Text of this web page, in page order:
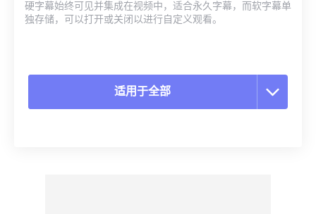
硬字幕始终可见并集成在视频中，适合永久字幕，而软字幕单
独存储，可以打开或关闭以进行自定义观看。
适用于全部